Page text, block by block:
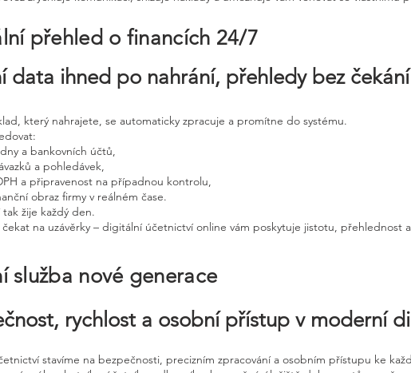
přehled o financích 24/7
data ihned po nahrání, přehledy bez čekání
který nahrajete, se automaticky zpracuje a promítne do systému.
a bankovních účtů,
a pohledávek,
a připravenost na případnou kontrolu,
obraz firmy v reálném čase.
žije každý den.
na uzávěrky – digitální účetnictví online vám poskytuje jistotu, přehlednost
služba nové generace
rychlost a osobní přístup v moderní
stavíme na bezpečnosti, precizním zpracování a osobním přístupu ke